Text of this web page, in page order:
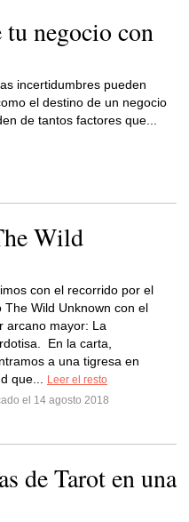
negocio con
incertidumbres pueden
el destino de un negocio
de tantos factores que...
Wild
con el recorrido por el
The Wild Unknown con el
arcano mayor: La
En la carta,
a una tigresa en
que...
Leer el resto
el 14 agosto 2018
de Tarot en una